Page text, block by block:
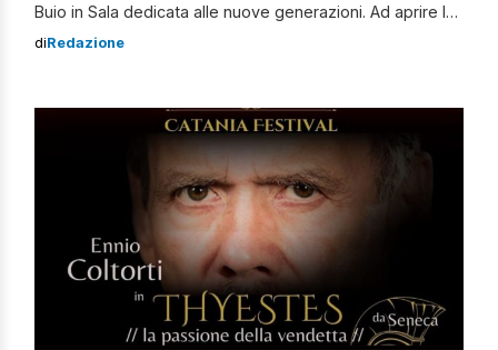
Buio in Sala dedicata alle nuove generazioni. Ad aprire la
stagione sarà lo spettacolo musicale “Pollicina e il
ottobre alle […]
diRedazione